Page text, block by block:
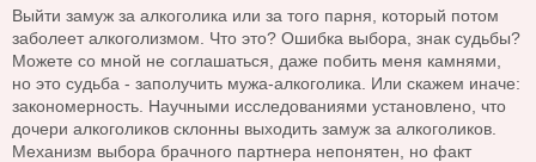
Выйти замуж за алкоголика или за того парня, который потом
заболеет алкоголизмом. Что это? Ошибка выбора, знак судьбы?
Можете со мной не соглашаться, даже побить меня камнями,
но это судьба - заполучить мужа-алкоголика. Или скажем иначе:
закономерность. Научными исследованиями установлено, что
дочери алкоголиков склонны выходить замуж за алкоголиков.
Механизм выбора брачного партнера непонятен, но факт